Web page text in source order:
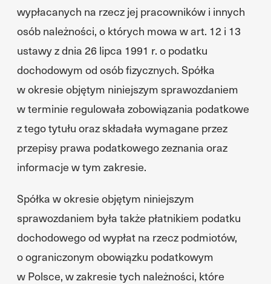
wypłacanych na rzecz jej pracowników i innych
osób należności, o których mowa w art. 12 i 13
ustawy z dnia 26 lipca 1991 r. o podatku
dochodowym od osób fizycznych. Spółka
w okresie objętym niniejszym sprawozdaniem
w terminie regulowała zobowiązania podatkowe
z tego tytułu oraz składała wymagane przez
przepisy prawa podatkowego zeznania oraz
informacje w tym zakresie.
Spółka w okresie objętym niniejszym
sprawozdaniem była także płatnikiem podatku
dochodowego od wypłat na rzecz podmiotów,
o ograniczonym obowiązku podatkowym
w Polsce, w zakresie tych należności, które